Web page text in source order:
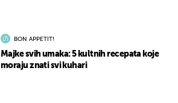
BON APPETIT!
Majke svih umaka: 5 kultnih recepata koje
moraju znati svi kuhari